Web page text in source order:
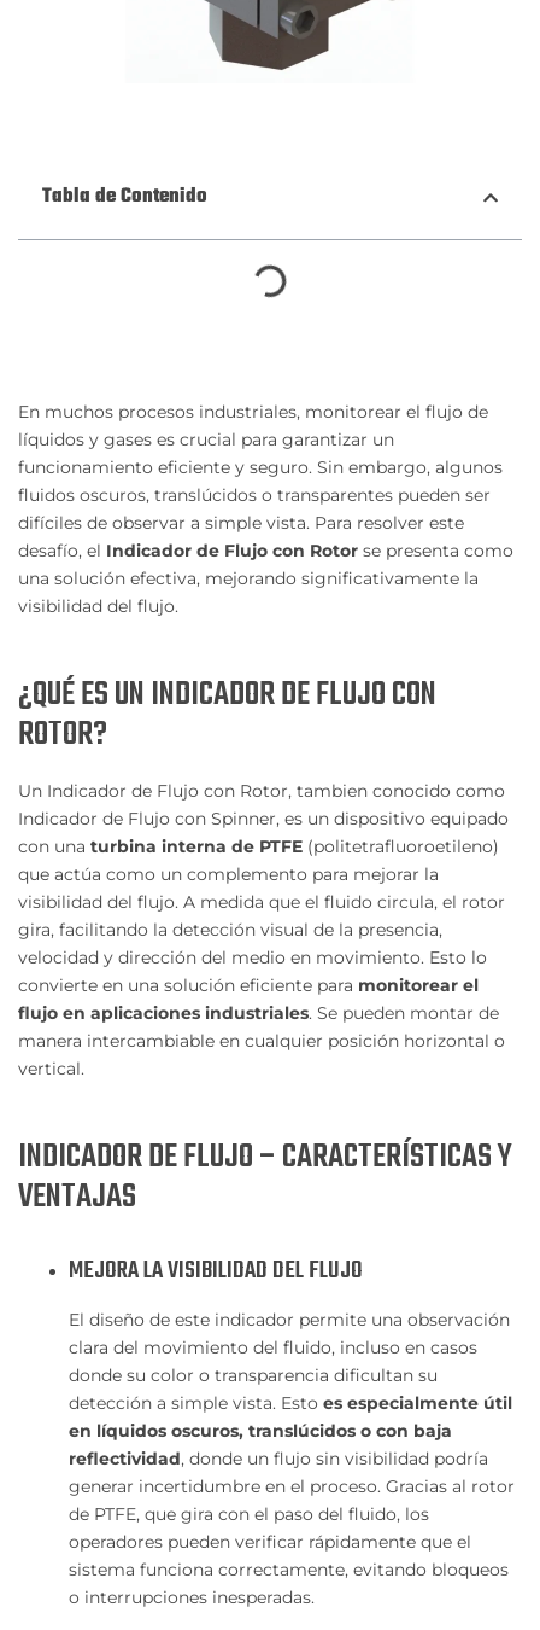
Tabla de Contenido
En muchos procesos industriales, monitorear el flujo de
líquidos y gases es crucial para garantizar un
funcionamiento eficiente y seguro. Sin embargo, algunos
fluidos oscuros, translúcidos o transparentes pueden ser
difíciles de observar a simple vista. Para resolver este
desafío, el Indicador de Flujo con Rotor se presenta como
una solución efectiva, mejorando significativamente la
visibilidad del flujo.
¿QUÉ ES UN INDICADOR DE FLUJO CON
ROTOR?
Un Indicador de Flujo con Rotor, tambien conocido como
Indicador de Flujo con Spinner, es un dispositivo equipado
con una turbina interna de PTFE (politetrafluoroetileno)
que actúa como un complemento para mejorar la
visibilidad del flujo. A medida que el fluido circula, el rotor
gira, facilitando la detección visual de la presencia,
velocidad y dirección del medio en movimiento. Esto lo
convierte en una solución eficiente para monitorear el
flujo en aplicaciones industriales. Se pueden montar de
manera intercambiable en cualquier posición horizontal o
vertical.
INDICADOR DE FLUJO – CARACTERÍSTICAS Y
VENTAJAS
MEJORA LA VISIBILIDAD DEL FLUJO
El diseño de este indicador permite una observación
clara del movimiento del fluido, incluso en casos
donde su color o transparencia dificultan su
detección a simple vista. Esto es especialmente útil
en líquidos oscuros, translúcidos o con baja
reflectividad, donde un flujo sin visibilidad podría
generar incertidumbre en el proceso. Gracias al rotor
de PTFE, que gira con el paso del fluido, los
operadores pueden verificar rápidamente que el
sistema funciona correctamente, evitando bloqueos
o interrupciones inesperadas.